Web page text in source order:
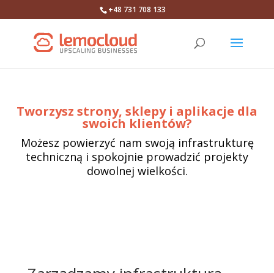
+48 731 708 133
Tworzysz strony, sklepy i aplikacje dla
swoich klientów?
Możesz powierzyć nam swoją infrastrukturę
techniczną i spokojnie prowadzić projekty
dowolnej wielkości.